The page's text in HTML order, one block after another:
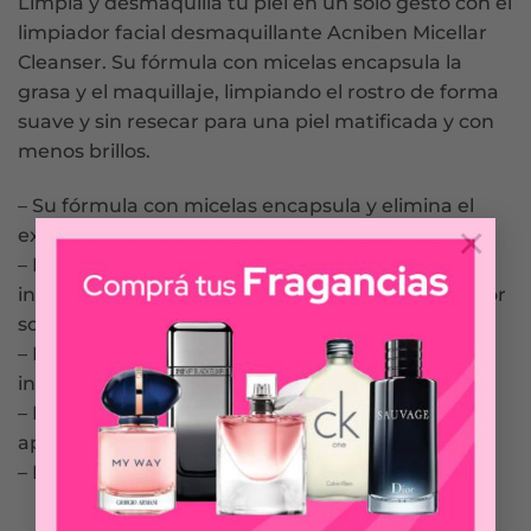
×
limpiador facial desmaquillante Acniben Micellar
Cleanser. Su fórmula con micelas encapsula la
grasa y el maquillaje, limpiando el rostro de forma
suave y sin resecar para una piel matificada y con
menos brillos.
– Su fórmula con micelas encapsula y elimina el
exceso de grasa.
– Elimina en profundidad restos de maquillaje,
incluso el waterproof, y hasta un 99% del protector
solar con color.
– Proporciona a la piel un efecto matificante
instantáneo.
– Reduce el tamaño de los poros desde la primera
aplicación.
– Facilita una limpieza suave sin resecar la piel.